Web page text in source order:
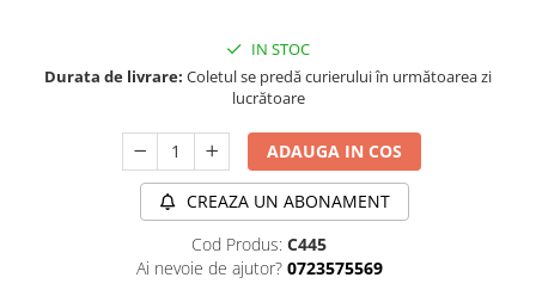
IN STOC
Durata de livrare: Coletul se predă curierului în următoarea zi
lucrătoare
ADAUGA IN COS
CREAZA UN ABONAMENT
Cod Produs: C445
Ai nevoie de ajutor? 0723575569